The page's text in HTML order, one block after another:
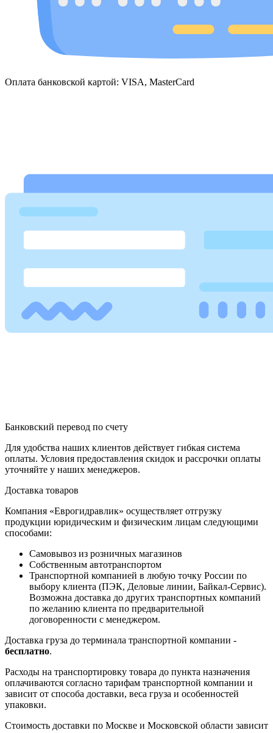
Оплата банковской картой: VISA, MasterCard
Банковский перевод по счету
Для удобства наших клиентов действует гибкая система
оплаты. Условия предоставления скидок и рассрочки оплаты
уточняйте у наших менеджеров.
Доставка товаров
Компания «Еврогидравлик» осуществляет отгрузку
продукции юридическим и физическим лицам следующими
способами:
Самовывоз из розничных магазинов
Собственным автотранспортом
Транспортной компанией в любую точку России по
выбору клиента (ПЭК, Деловые линии, Байкал-Сервис).
Возможна доставка до других транспортных компаний
по желанию клиента по предварительной
договоренности с менеджером.
Доставка груза до терминала транспортной компании -
бесплатно.
Расходы на транспортировку товара до пункта назначения
оплачиваются согласно тарифам транспортной компании и
зависит от способа доставки, веса груза и особенностей
упаковки.
Стоимость доставки по Москве и Московской области зависит